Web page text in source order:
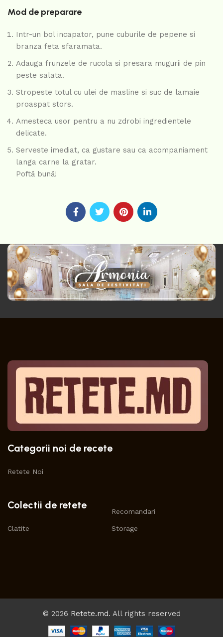
Mod de preparare
Intr-un bol incapator, pune cuburile de pepene si
branza feta sfaramata.
Adauga frunzele de rucola si presara mugurii de pin
peste salata.
Stropeste totul cu ulei de masline si suc de lamaie
proaspat stors.
Amesteca usor pentru a nu zdrobi ingredientele
delicate.
Serveste imediat, ca gustare sau ca acompaniament
langa carne la gratar.
Poftă bună!
Categorii noi de recete
Retete Noi
Colectii de retete
Clatite
Recomandari
Storage
© 2026 Retete.md. All rights reserved